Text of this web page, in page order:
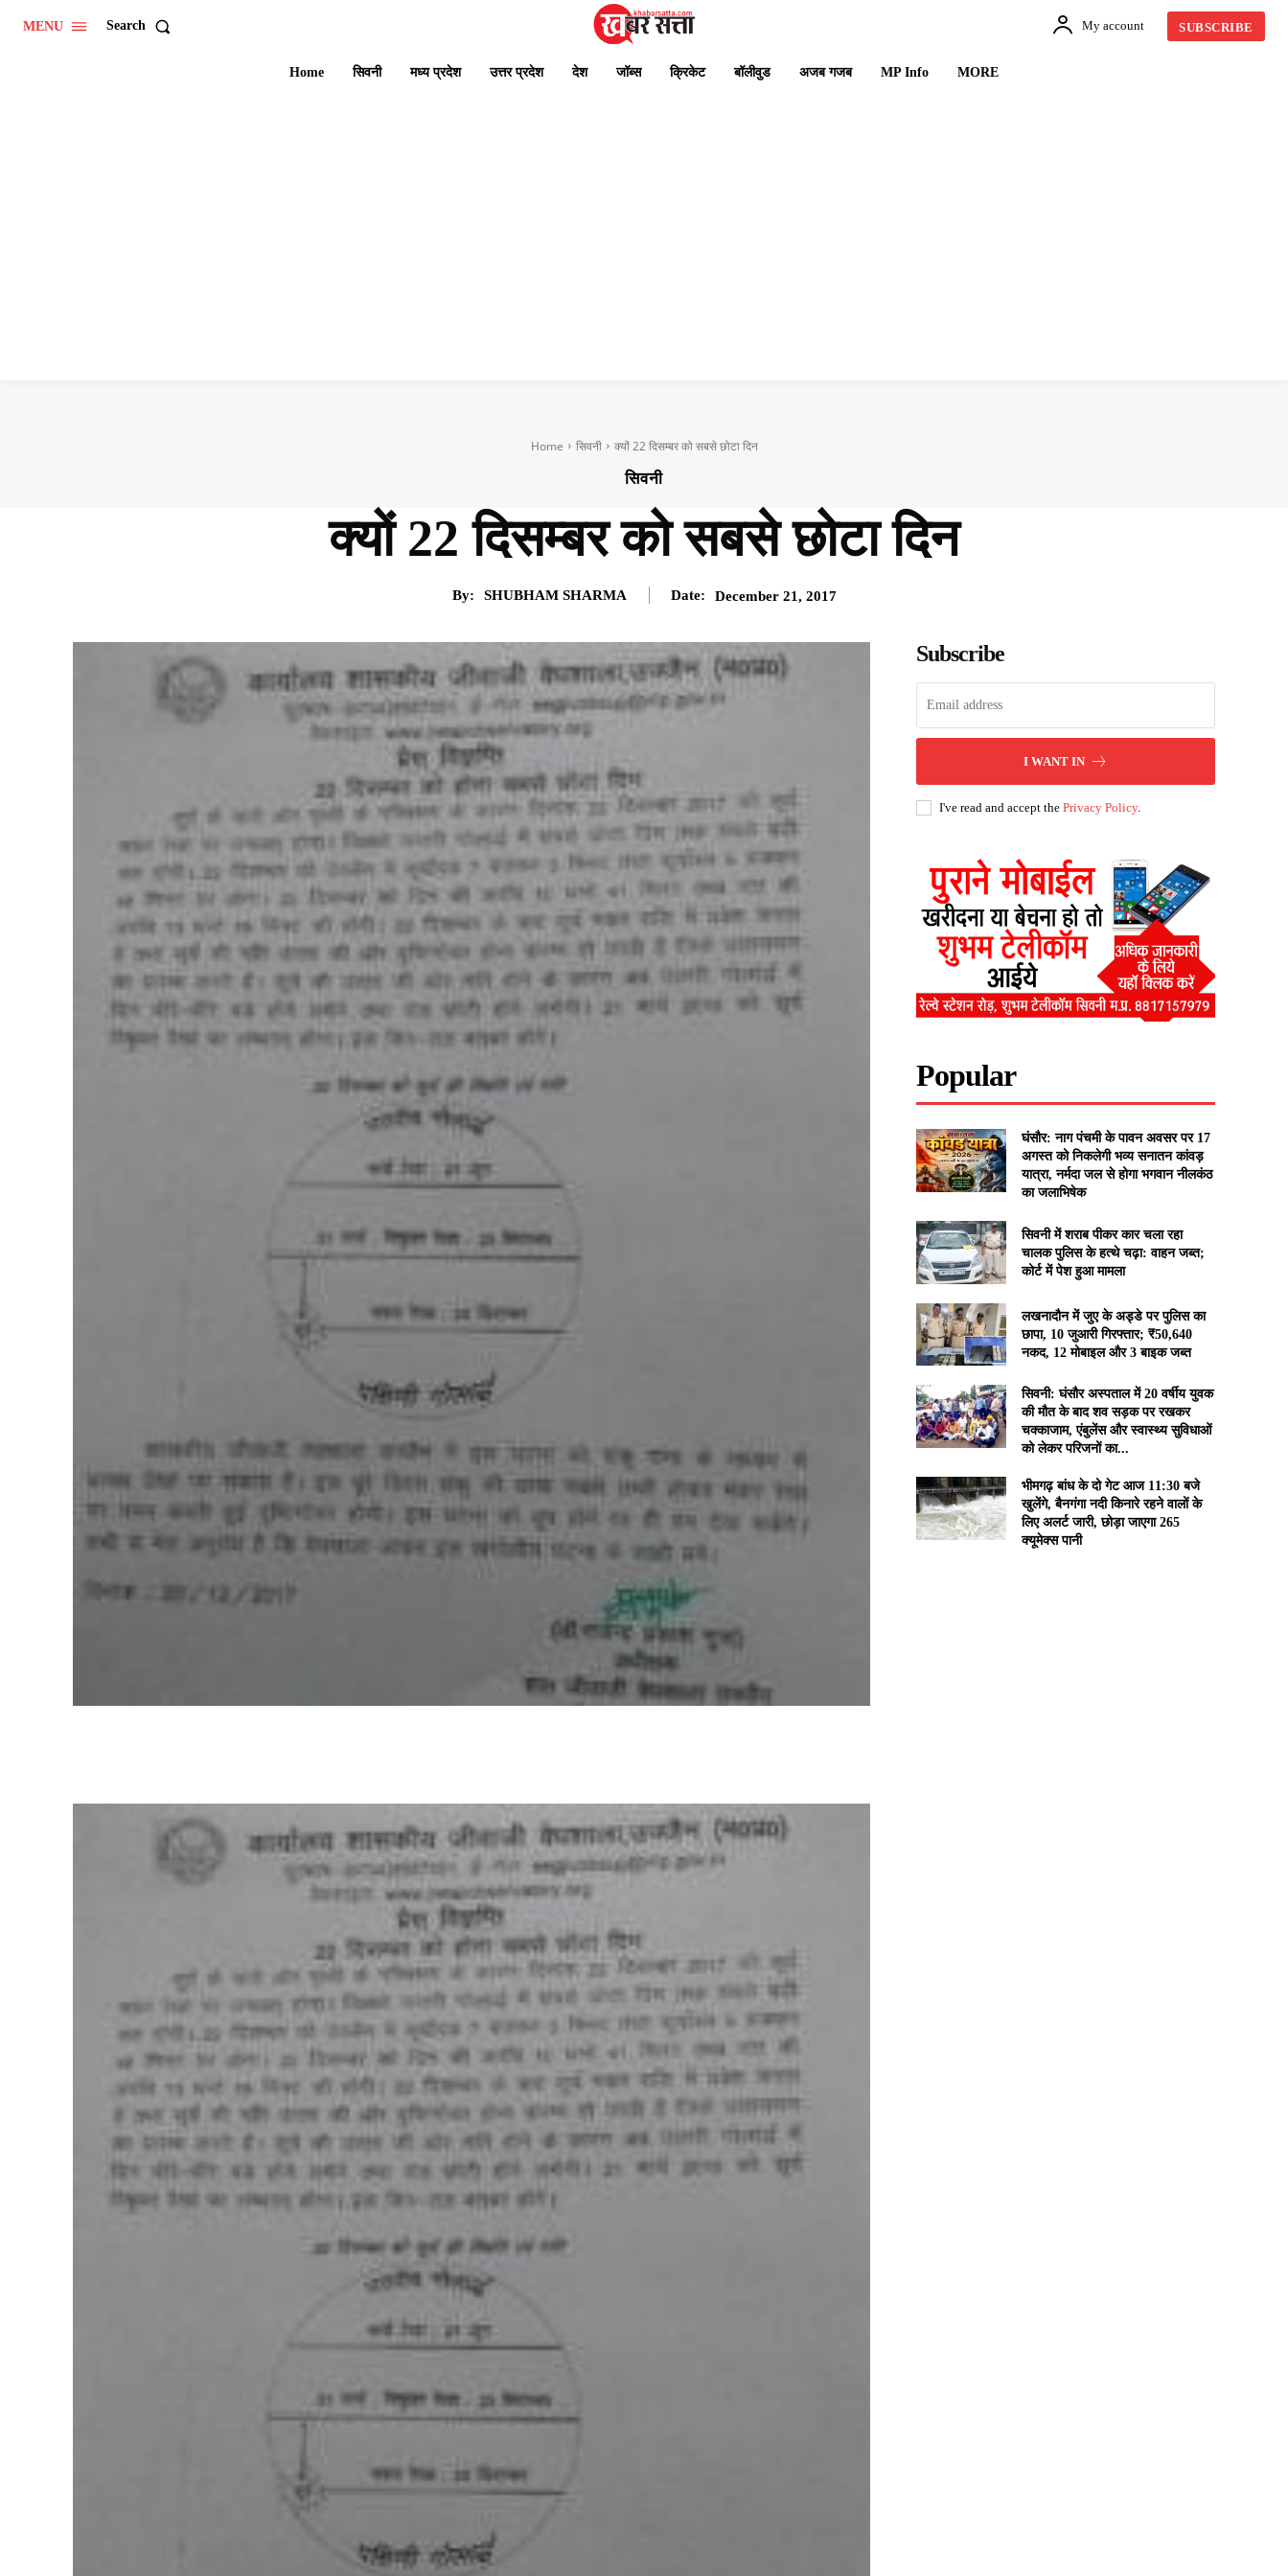
MENU Search My account SUBSCRIBE
Home सिवनी मध्य प्रदेश उत्तर प्रदेश देश जॉब्स क्रिकेट बॉलीवुड अजब गजब MP Info MORE
Home सिवनी क्यों 22 दिसम्बर को सबसे छोटा दिन
सिवनी
क्यों 22 दिसम्बर को सबसे छोटा दिन
By: SHUBHAM SHARMA Date: December 21, 2017
Subscribe
I WANT IN
I've read and accept thePrivacy Policy.
Popular
घंसौर: नाग पंचमी के पावन अवसर पर 17
अगस्त को निकलेगी भव्य सनातन कांवड़
यात्रा, नर्मदा जल से होगा भगवान नीलकंठ
का जलाभिषेक
सिवनी में शराब पीकर कार चला रहा
चालक पुलिस के हत्थे चढ़ा: वाहन जब्त;
कोर्ट में पेश हुआ मामला
लखनादौन में जुए के अड्डे पर पुलिस का
छापा, 10 जुआरी गिरफ्तार; ₹50,640
नकद, 12 मोबाइल और 3 बाइक जब्त
सिवनी: घंसौर अस्पताल में 20 वर्षीय युवक
की मौत के बाद शव सड़क पर रखकर
चक्काजाम, एंबुलेंस और स्वास्थ्य सुविधाओं
को लेकर परिजनों का...
भीमगढ़ बांध के दो गेट आज 11:30 बजे
खुलेंगे, बैनगंगा नदी किनारे रहने वालों के
लिए अलर्ट जारी, छोड़ा जाएगा 265
क्यूमेक्स पानी